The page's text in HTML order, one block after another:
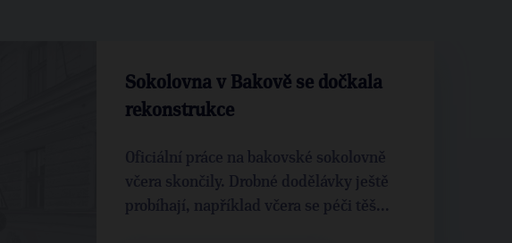
Sokolovna v Bakově se dočkala
rekonstrukce
Oficiální práce na bakovské sokolovně
včera skončily. Drobné dodělávky ještě
probíhají, například včera se péči těš...